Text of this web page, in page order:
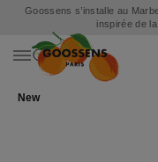
Goossens s’installe au
inspirée de
New